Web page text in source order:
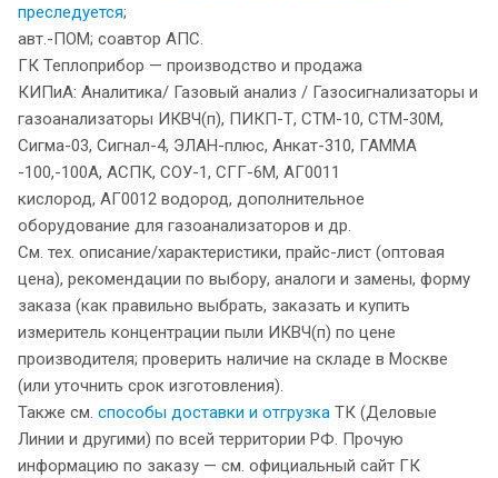
преследуется;
авт.-ПОМ; соавтор АПС.
ГК Теплоприбор — производство и продажа
КИПиА: Аналитика/ Газовый анализ / Газосигнализаторы и
газоанализаторы ИКВЧ(п), ПИКП-Т, СТМ-10, СТМ-30М,
Сигма-03, Сигнал-4, ЭЛАН-плюс, Анкат-310, ГАММА
-100,-100А, АСПК, СОУ-1, СГГ-6М, АГ0011
кислород, АГ0012 водород, дополнительное
оборудование для газоанализаторов и др.
См. тех. описание/характеристики, прайс-лист (оптовая
цена), рекомендации по выбору, аналоги и замены, форму
заказа (как правильно выбрать, заказать и купить
измеритель концентрации пыли ИКВЧ(п) по цене
производителя; проверить наличие на складе в Москве
(или уточнить срок изготовления).
Также см. способы доставки и отгрузка ТК (Деловые
Линии и другими) по всей территории РФ. Прочую
информацию по заказу — см. официальный сайт ГК